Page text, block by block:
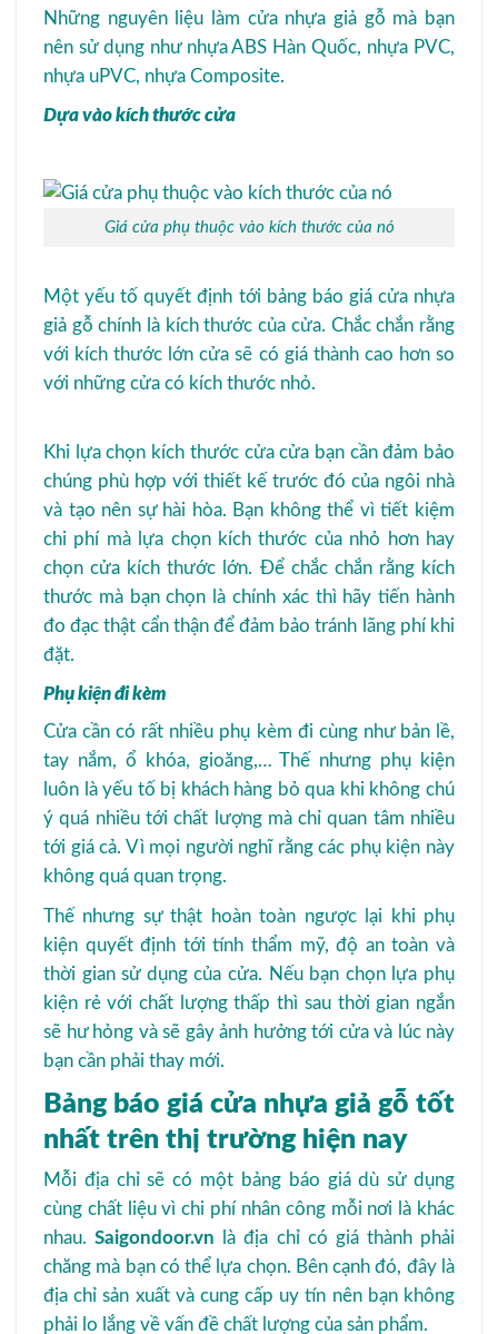
Những nguyên liệu làm cửa nhựa giả gỗ mà bạn
nên sử dụng như nhựa ABS Hàn Quốc, nhựa PVC,
nhựa uPVC, nhựa Composite.
Dựa vào kích thước cửa
Giá cửa phụ thuộc vào kích thước của nó
Một yếu tố quyết định tới bảng báo giá cửa nhựa
giả gỗ chính là kích thước của cửa. Chắc chắn rằng
với kích thước lớn cửa sẽ có giá thành cao hơn so
với những cửa có kích thước nhỏ.
Khi lựa chọn kích thước cửa cửa bạn cần đảm bảo
chúng phù hợp với thiết kế trước đó của ngôi nhà
và tạo nên sự hài hòa. Bạn không thể vì tiết kiệm
chi phí mà lựa chọn kích thước của nhỏ hơn hay
chọn cửa kích thước lớn. Để chắc chắn rằng kích
thước mà bạn chọn là chính xác thì hãy tiến hành
đo đạc thật cẩn thận để đảm bảo tránh lãng phí khi
đặt.
Phụ kiện đi kèm
Cửa cần có rất nhiều phụ kèm đi cùng như bản lề,
tay nắm, ổ khóa, gioăng,… Thế nhưng phụ kiện
luôn là yếu tố bị khách hàng bỏ qua khi không chú
ý quá nhiều tới chất lượng mà chỉ quan tâm nhiều
tới giá cả. Vì mọi người nghĩ rằng các phụ kiện này
không quá quan trọng.
Thế nhưng sự thật hoàn toàn ngược lại khi phụ
kiện quyết định tới tính thẩm mỹ, độ an toàn và
thời gian sử dụng của cửa. Nếu bạn chọn lựa phụ
kiện rẻ với chất lượng thấp thì sau thời gian ngắn
sẽ hư hỏng và sẽ gây ảnh hưởng tới cửa và lúc này
bạn cần phải thay mới.
Bảng báo giá cửa nhựa giả gỗ tốt
nhất trên thị trường hiện nay
Mỗi địa chỉ sẽ có một bảng báo giá dù sử dụng
cùng chất liệu vì chi phí nhân công mỗi nơi là khác
nhau.Saigondoor.vn là địa chỉ có giá thành phải
chăng mà bạn có thể lựa chọn. Bên cạnh đó, đây là
địa chỉ sản xuất và cung cấp uy tín nên bạn không
phải lo lắng về vấn đề chất lượng của sản phẩm.